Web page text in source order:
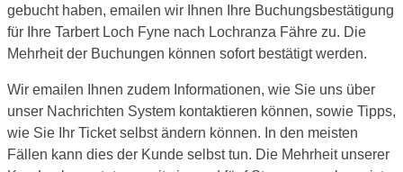
gebucht haben, emailen wir Ihnen Ihre Buchungsbestätigung
für Ihre Tarbert Loch Fyne nach Lochranza Fähre zu. Die
Mehrheit der Buchungen können sofort bestätigt werden.
Wir emailen Ihnen zudem Informationen, wie Sie uns über
unser Nachrichten System kontaktieren können, sowie Tipps,
wie Sie Ihr Ticket selbst ändern können. In den meisten
Fällen kann dies der Kunde selbst tun. Die Mehrheit unserer